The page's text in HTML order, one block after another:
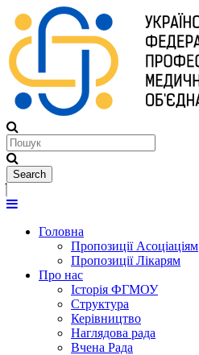
Головна
Пропозиції Асоціаціям
Пропозиції Лікарям
Про нас
Історія ФГМОУ
Структура
Керівництво
Наглядова рада
Вчена Рада